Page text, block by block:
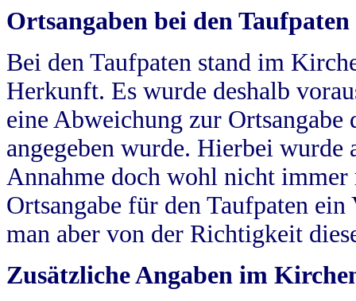
Ortsangaben bei den Taufpaten
Bei den Taufpaten stand im
Herkunft. Es wurde deshalb
eine Abweichung zur
angegeben wurde. Hierbei wurde
Annahme doch wohl nicht
Ortsangabe für den Taufpaten
man aber von der Richtigkeit
Zusätzliche Angaben im